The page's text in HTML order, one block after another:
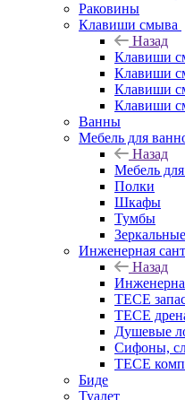
Раковины
Клавиши смыва
Назад
Клавиши
Клавиши
Клавиши
Клавиши
Ванны
Мебель для
Назад
Мебель
Полки
Шкафы
Тумбы
Инженерная
Назад
TECE
TECE
Душевые
Сифоны,
TECE
Биде
Туалет